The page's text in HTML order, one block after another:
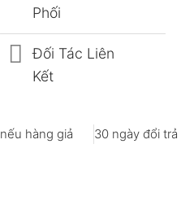
Phối
Đối Tác Liên
Kết
hàng giả 30 ngày đổi trả